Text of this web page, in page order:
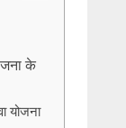
के
योजना